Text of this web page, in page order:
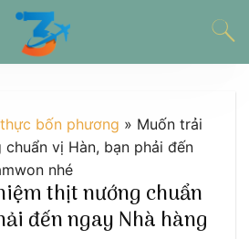
bốn phương » Muốn trải
vị Hàn, bạn phải đến
nhé
thịt nướng chuẩn
đến ngay Nhà hàng